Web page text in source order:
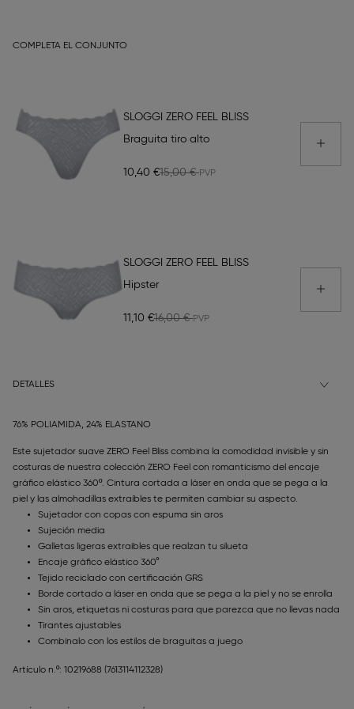
COMPLETA EL CONJUNTO
SLOGGI ZERO FEEL BLISS
Braguita tiro alto
10,40 €15,00 €
SLOGGI ZERO FEEL BLISS
Hipster
11,10 €16,00 €
DETALLES
76% POLIAMIDA, 24% ELASTANO
Este sujetador suave ZERO Feel Bliss combina la comodidad invisible y sin
costuras de nuestra colección ZERO Feel con romanticismo del encaje
gráfico elástico 360º. Cintura cortada a láser en onda que se pega a la
piel y las almohadillas extraíbles te permiten cambiar su aspecto.
Sujetador con copas con espuma sin aros
Sujeción media
Galletas ligeras extraíbles que realzan tu silueta
Encaje gráfico elástico 360°
Tejido reciclado con certificación GRS
Borde cortado a láser en onda que se pega a la piel y no se enrolla
Sin aros, etiquetas ni costuras para que parezca que no llevas nada
Tirantes ajustables
Combínalo con los estilos de braguitas a juego
Artículo n.º: 10219688 (7613114112328)